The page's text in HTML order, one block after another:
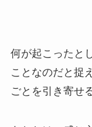
何が起こったと
ことなのだと捉
ごとを引き寄せ